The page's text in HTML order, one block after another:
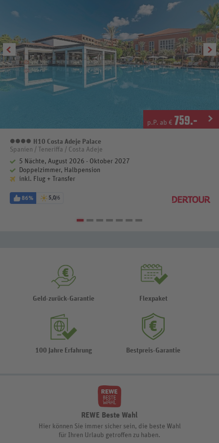
p.P. ab € 759.-
4 Sterne
H10 Costa Adeje Palace
Spanien / Teneriffa / Costa Adeje
5 Nächte, August 2026 - Oktober 2027
Doppelzimmer, Halbpension
inkl. Flug + Transfer
86% 5,0/6
Geld-zurück-Garantie Flexpaket
100 Jahre Erfahrung Bestpreis-Garantie
REWE Beste Wahl
Hier können Sie immer sicher sein, die beste Wahl
für Ihren Urlaub getroffen zu haben.